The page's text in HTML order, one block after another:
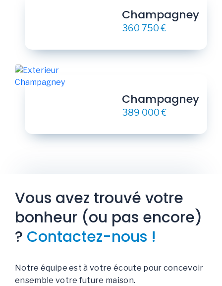
Champagney
360 750 €
Champagney
389 000 €
Vous avez trouvé votre
bonheur (ou pas encore)
? Contactez-nous !
Notre équipe est à votre écoute pour concevoir
ensemble votre future maison.